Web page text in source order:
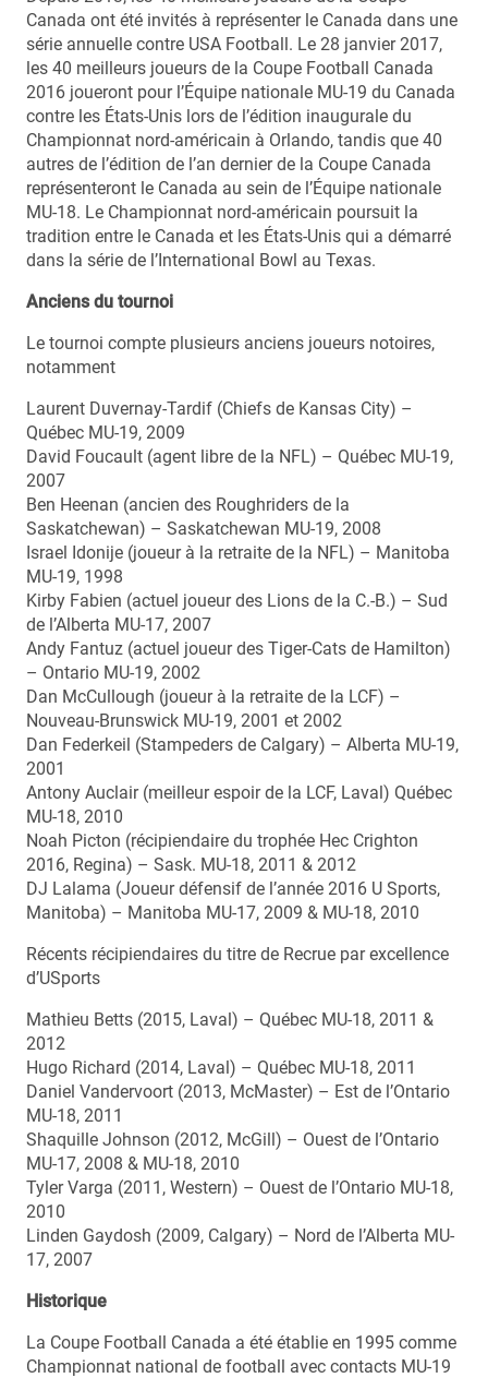
Canada ont été invités à représenter le Canada dans une
série annuelle contre USA Football. Le 28 janvier 2017,
les 40 meilleurs joueurs de la Coupe Football Canada
2016 joueront pour l’Équipe nationale MU-19 du Canada
contre les États-Unis lors de l’édition inaugurale du
Championnat nord-américain à Orlando, tandis que 40
autres de l’édition de l’an dernier de la Coupe Canada
représenteront le Canada au sein de l’Équipe nationale
MU-18. Le Championnat nord-américain poursuit la
tradition entre le Canada et les États-Unis qui a démarré
dans la série de l’International Bowl au Texas.
Anciens du tournoi
Le tournoi compte plusieurs anciens joueurs notoires,
notamment
Laurent Duvernay-Tardif (Chiefs de Kansas City) –
Québec MU-19, 2009
David Foucault (agent libre de la NFL) – Québec MU-19,
2007
Ben Heenan (ancien des Roughriders de la
Saskatchewan) – Saskatchewan MU-19, 2008
Israel Idonije (joueur à la retraite de la NFL) – Manitoba
MU-19, 1998
Kirby Fabien (actuel joueur des Lions de la C.-B.) – Sud
de l’Alberta MU-17, 2007
Andy Fantuz (actuel joueur des Tiger-Cats de Hamilton)
– Ontario MU-19, 2002
Dan McCullough (joueur à la retraite de la LCF) –
Nouveau-Brunswick MU-19, 2001 et 2002
Dan Federkeil (Stampeders de Calgary) – Alberta MU-19,
2001
Antony Auclair (meilleur espoir de la LCF, Laval) Québec
MU-18, 2010
Noah Picton (récipiendaire du trophée Hec Crighton
2016, Regina) – Sask. MU-18, 2011 & 2012
DJ Lalama (Joueur défensif de l’année 2016 U Sports,
Manitoba) – Manitoba MU-17, 2009 & MU-18, 2010
Récents récipiendaires du titre de Recrue par excellence
d’USports
Mathieu Betts (2015, Laval) – Québec MU-18, 2011 &
2012
Hugo Richard (2014, Laval) – Québec MU-18, 2011
Daniel Vandervoort (2013, McMaster) – Est de l’Ontario
MU-18, 2011
Shaquille Johnson (2012, McGill) – Ouest de l’Ontario
MU-17, 2008 & MU-18, 2010
Tyler Varga (2011, Western) – Ouest de l’Ontario MU-18,
2010
Linden Gaydosh (2009, Calgary) – Nord de l’Alberta MU-
17, 2007
Historique
La Coupe Football Canada a été établie en 1995 comme
Championnat national de football avec contacts MU-19